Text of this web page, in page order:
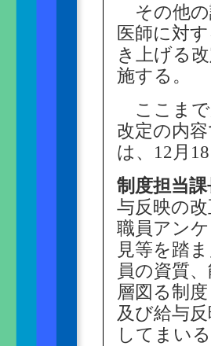
その他の
医師に対
き上げる
施する。
ここまで
改定の内
は、12月
制度担当課
与反映の
職員アン
見等を踏
員の資質
層図る制
及び給与
してまい